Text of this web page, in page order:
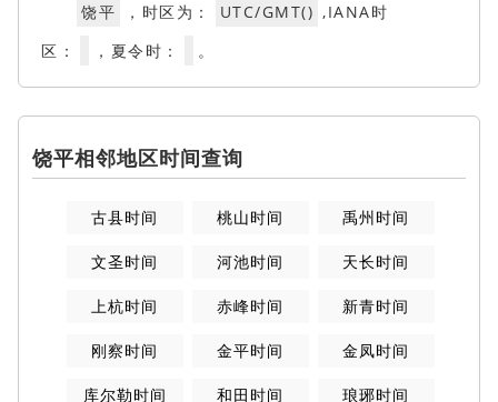
饶平 ，时区为： UTC/GMT() ,IANA时
区：
，夏令时： 。
饶平相邻地区时间查询
古县时间 桃山时间 禹州时间
文圣时间 河池时间 天长时间
上杭时间 赤峰时间 新青时间
刚察时间 金平时间 金凤时间
库尔勒时间 和田时间 琅琊时间